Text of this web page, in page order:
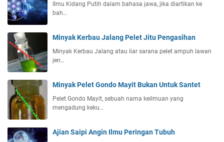
Ilmu Kidang Putih dalam bahasa jawa, jika diartikan ke
bah…
Minyak Kerbau Jalang Pelet Jitu Pengasihan
Minyak Kerbau Jalang atau liar sarana pelet ampuh lawan
jen…
Minyak Pelet Gondo Mayit Bukan Untuk Santet
Pelet Gondo Mayit, sebuah nama keilmuan yang
mengadung keku…
Ajian Saipi Angin Ilmu Peringan Tubuh